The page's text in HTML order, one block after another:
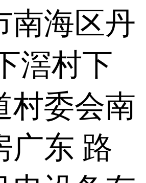
南海区丹
滘村下
村委会南
广东 路